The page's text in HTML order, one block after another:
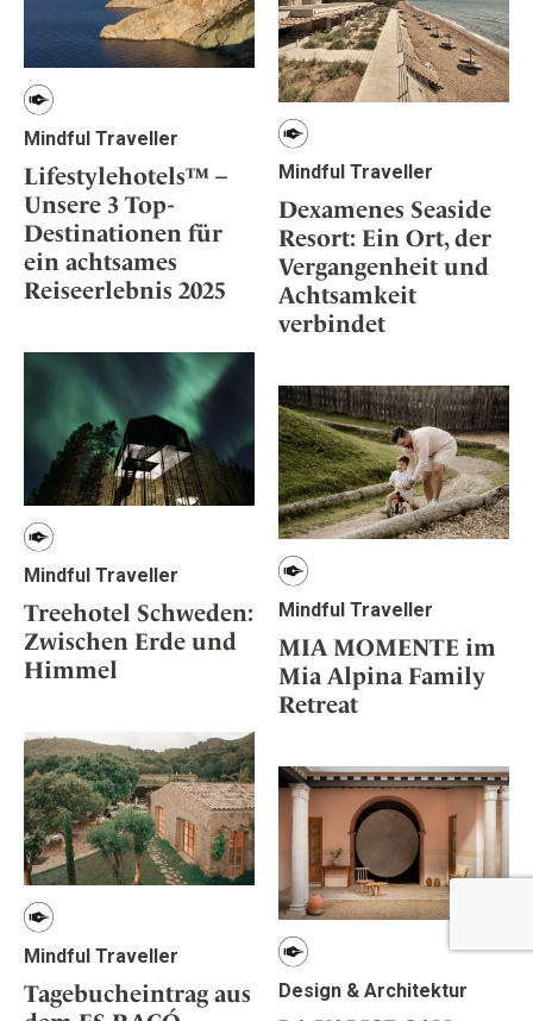
Mindful Traveller
Lifestylehotels™ –
Unsere 3 Top-
Destinationen für
ein achtsames
Reiseerlebnis 2025
Mindful Traveller
Dexamenes Seaside
Resort: Ein Ort, der
Vergangenheit und
Achtsamkeit
verbindet
Mindful Traveller
Treehotel Schweden:
Zwischen Erde und
Himmel
Mindful Traveller
MIA MOMENTE im
Mia Alpina Family
Retreat
Mindful Traveller
Tagebucheintrag aus
Design & Architektur